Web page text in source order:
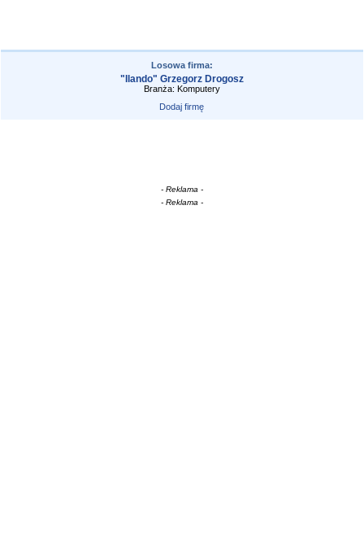
Losowa firma:
"Ilando" Grzegorz Drogosz
Branża: Komputery
Dodaj firmę
- Reklama -
- Reklama -